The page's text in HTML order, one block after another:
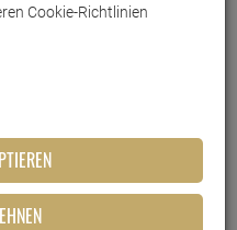
Lebensmittel
Sirup
Cola+Orange
Cookie-Richtlinien